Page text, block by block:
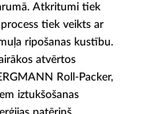
Atkritumi tiek
tiek veikts ar
ripošanas kustību.
atvērtos
Roll-Packer,
iztukšošanas